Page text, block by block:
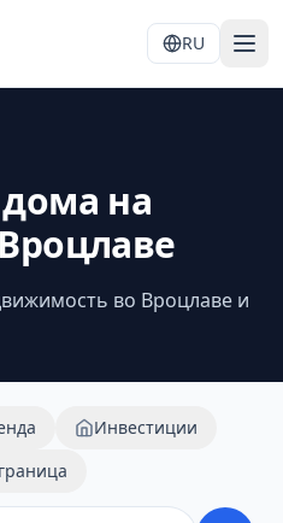
RU
на
во Вроцлаве и
Инвестиции